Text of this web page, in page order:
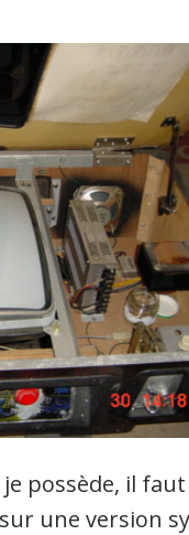
possède, il
une version